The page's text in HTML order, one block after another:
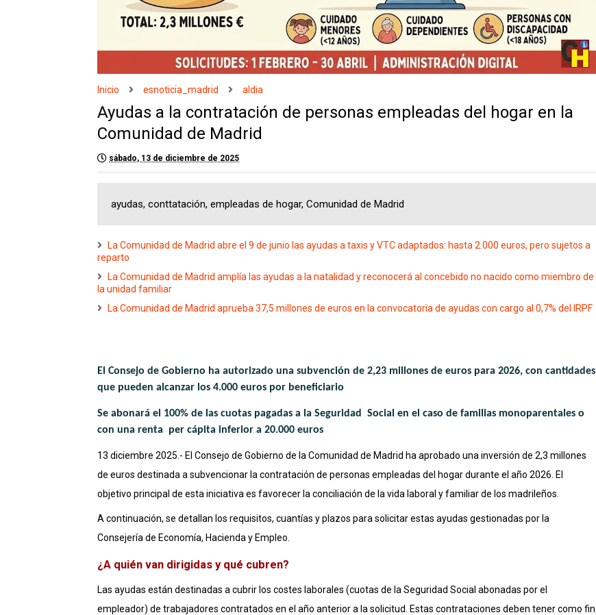
Inicio esnoticia_madrid aldia
Ayudas a la contratación de personas empleadas del hogar en la
Comunidad de Madrid
sábado, 13 de diciembre de 2025
ayudas, conttatación, empleadas de hogar, Comunidad de Madrid
La Comunidad de Madrid abre el 9 de junio las ayudas a taxis y VTC adaptados: hasta 2.000 euros, pero sujetos a
reparto
La Comunidad de Madrid amplía las ayudas a la natalidad y reconocerá al concebido no nacido como miembro de
la unidad familiar
La Comunidad de Madrid aprueba 37,5 millones de euros en la convocatoria de ayudas con cargo al 0,7% del IRPF
El Consejo de Gobierno ha autorizado una subvención de 2,23 millones de euros para 2026, con cantidades
que pueden alcanzar los 4.000 euros por beneficiario
Se abonará el 100% de las cuotas pagadas a la Seguridad Social en el caso de familias monoparentales o
con una renta per cápita inferior a 20.000 euros
13 diciembre 2025.- El Consejo de Gobierno de la Comunidad de Madrid ha aprobado una inversión de 2,3 millones
de euros destinada a subvencionar la contratación de personas empleadas del hogar durante el año 2026 El
objetivo principal de esta iniciativa es favorecer la conciliación de la vida laboral y familiar de los madrileños
A continuación, se detallan los requisitos, cuantías y plazos para solicitar estas ayudas gestionadas por la
Consejería de Economía, Hacienda y Empleo
¿A quién van dirigidas y qué cubren?
Las ayudas están destinadas a cubrir los costes laborales (cuotas de la Seguridad Social abonadas por el
empleador) de trabajadores contratados en el año anterior a la solicitud
. Estas contrataciones deben tener como fin